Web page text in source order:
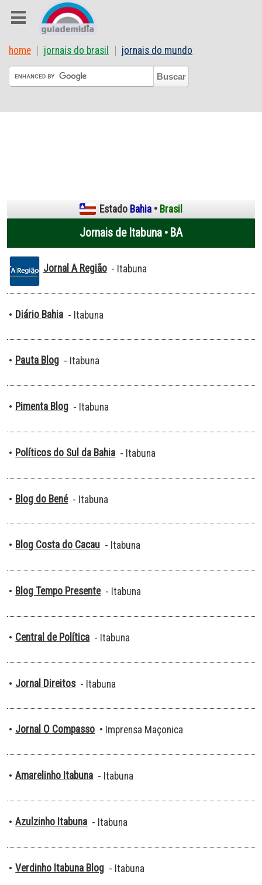
home jornais do brasil jornais do mundo
Estado Bahia • Brasil
Jornais de Itabuna • BA
Jornal A Região - Itabuna
• Diário Bahia - Itabuna
• Pauta Blog - Itabuna
• Pimenta Blog - Itabuna
• Políticos do Sul da Bahia - Itabuna
• Blog do Bené - Itabuna
• Blog Costa do Cacau - Itabuna
• Blog Tempo Presente - Itabuna
• Central de Política - Itabuna
• Jornal Direitos - Itabuna
• Jornal O Compasso • Imprensa Maçonica
• Amarelinho Itabuna - Itabuna
• Azulzinho Itabuna - Itabuna
• Verdinho Itabuna Blog - Itabuna